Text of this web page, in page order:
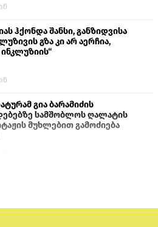
ჰქონდა შანსი, განზიდვისა
გზა კი არ აერჩია,
გია ბარამიძის
სამშობლოს ღალატის
მუხლებით გამოძიება